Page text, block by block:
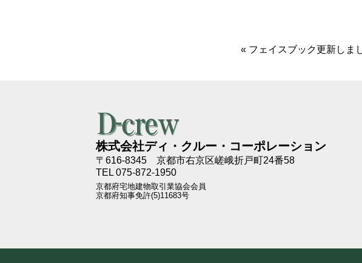
« フェイスブック更新しま
株式会社ディ・クルー・コーポレーション
〒616-8345京都市右京区嵯峨折戸町24番58
TEL 075-872-1950
京都府宅地建物取引業協会会員
京都府知事免許(5)11683号